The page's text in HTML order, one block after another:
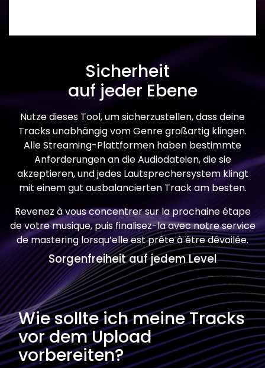
Sicherheit
auf jeder Ebene
Nutze dieses Tool, um sicherzustellen, dass deine
Tracks unabhängig vom Genre großartig klingen.
Alle Streaming-Plattformen haben bestimmte
Anforderungen an die Audiodateien, die sie
akzeptieren, und jedes Lautsprechersystem klingt
mit einem gut ausbalancierten Track am besten.
Revenez à vous concentrer sur la prochaine étape
de votre musique, puis finalisez-la avec notre service
de mastering lorsqu’elle est prête à être dévoilée.
Sorgenfreiheit auf jedem Level
Wie sollte ich meine Tracks
vor dem Upload
vorbereiten?